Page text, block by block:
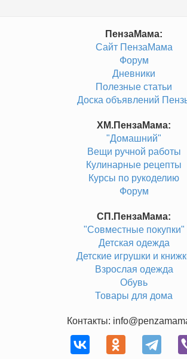
ПензаМама:
Сайт ПензаМама
Форум
Дневники
Полезные статьи
Доска объявлений
ХМ.ПензаМама:
"Домашний"
Вещи ручной работы
Кулинарные рецепты
Курсы по рукоделию
Форум
СП.ПензаМама:
"Совместные покупки"
Детская одежда
Детские игрушки и
Взрослая одежда
Обувь
Товары для дома
Контакты: